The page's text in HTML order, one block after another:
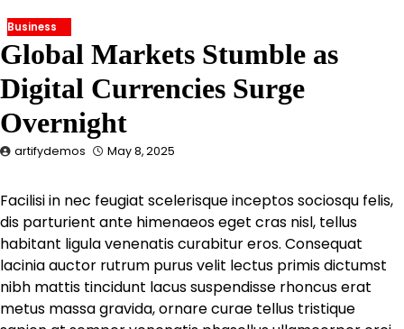
Business
Global Markets Stumble as
Digital Currencies Surge
Overnight
artifydemos May 8, 2025
Facilisi in nec feugiat scelerisque inceptos sociosqu felis,
dis parturient ante himenaeos eget cras nisl, tellus
habitant ligula venenatis curabitur eros. Consequat
lacinia auctor rutrum purus velit lectus primis dictumst
nibh mattis tincidunt lacus suspendisse rhoncus erat
metus massa gravida, ornare curae tellus tristique